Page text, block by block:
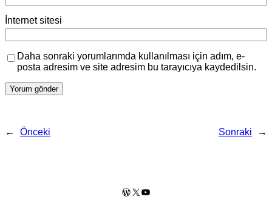
İnternet sitesi
Daha sonraki yorumlarımda kullanılması için adım, e-
posta adresim ve site adresim bu tarayıcıya kaydedilsin.
← Önceki Sonraki →
WordPress
X YouTube